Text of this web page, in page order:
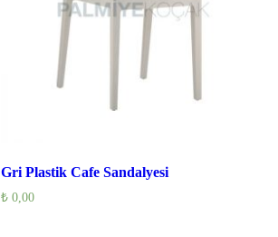
Gri Plastik Cafe Sandalyesi
₺0,00